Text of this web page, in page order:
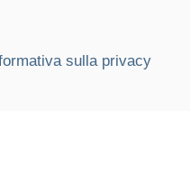
sulla privacy